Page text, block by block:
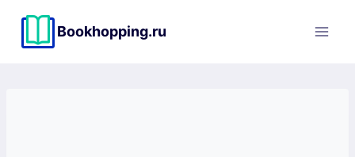
содержимому
Bookhopping.ru